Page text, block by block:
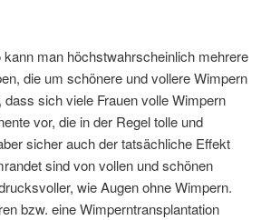
man höchstwahrscheinlich mehrere
die um schönere und vollere Wimpern
sich viele Frauen volle Wimpern
vor, die in der Regel tolle und
sicher auch der tatsächliche Effekt
sind von vollen und schönen
wie Augen ohne Wimpern.
bzw. eine Wimperntransplantation